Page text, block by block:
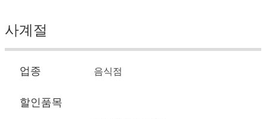
사계절
업종 음식점
할인품목